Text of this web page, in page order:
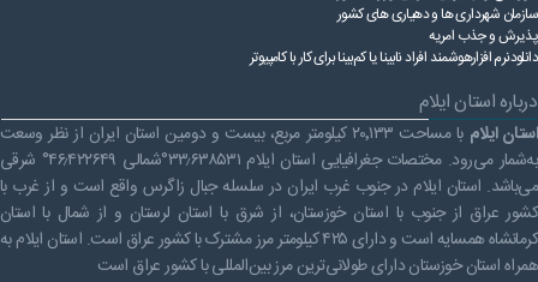
سازمان شهرداری ها و دهیاری های کشور
پذیرش و جذب امریه
دانلودنرم افزارهوشمند افراد نابینا یا کم‌بینا برای کار با کامپیوتر
درباره استان ایلام
استان ایلام
با مساحت ۲۰٬۱۳۳ کیلومتر مربع، بیست و دومین استان ایران از نظر وسعت
به‌شمار می‌رود. مختصات جغرافیایی استان ایلام ۳۳٫۶۳۸۵۳۱°شمالی ۴۶٫۴۲۲۶۴۹° شرقی
می‌باشد. استان ایلام در جنوب غرب ایران در سلسله جبال زاگرس واقع است و از غرب با
کشور عراق از جنوب با استان خوزستان، از شرق با استان لرستان و از شمال با استان
کرمانشاه همسایه است و دارای ۴۲۵ کیلومتر مرز مشترک با کشور عراق است. استان ایلام به
همراه استان خوزستان دارای طولانی‌ترین مرز بین‌المللی با کشور عراق است